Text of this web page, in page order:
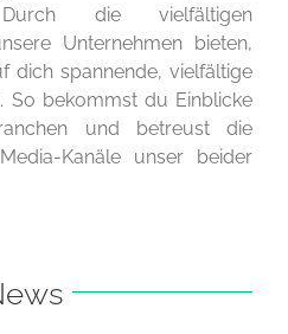
die vielfältigen
Unternehmen bieten,
dich spannende, vielfältige
So bekommst du Einblicke
und betreust die
Kanäle unser beider